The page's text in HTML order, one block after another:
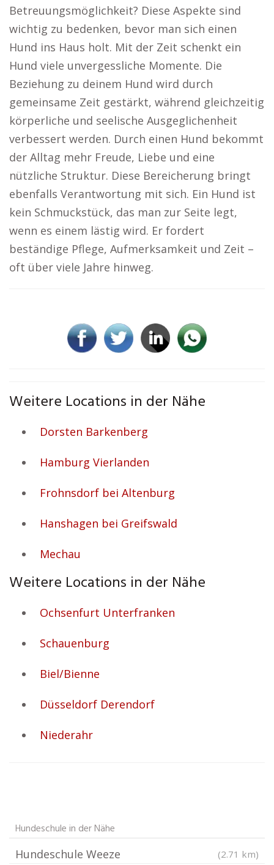
Betreuungsmöglichkeit? Diese Aspekte sind
wichtig zu bedenken, bevor man sich einen
Hund ins Haus holt. Mit der Zeit schenkt ein
Hund viele unvergessliche Momente. Die
Beziehung zu deinem Hund wird durch
gemeinsame Zeit gestärkt, während gleichzeitig
körperliche und seelische Ausgeglichenheit
verbessert werden. Durch einen Hund bekommt
der Alltag mehr Freude, Liebe und eine
nützliche Struktur. Diese Bereicherung bringt
ebenfalls Verantwortung mit sich. Ein Hund ist
kein Schmuckstück, das man zur Seite legt,
wenn es einem lästig wird. Er fordert
beständige Pflege, Aufmerksamkeit und Zeit –
oft über viele Jahre hinweg.
Weitere Locations in der Nähe
Dorsten Barkenberg
Hamburg Vierlanden
Frohnsdorf bei Altenburg
Hanshagen bei Greifswald
Mechau
Weitere Locations in der Nähe
Ochsenfurt Unterfranken
Schauenburg
Biel/Bienne
Düsseldorf Derendorf
Niederahr
Hundeschule in der Nähe
Hundeschule Weeze (2.71 km)